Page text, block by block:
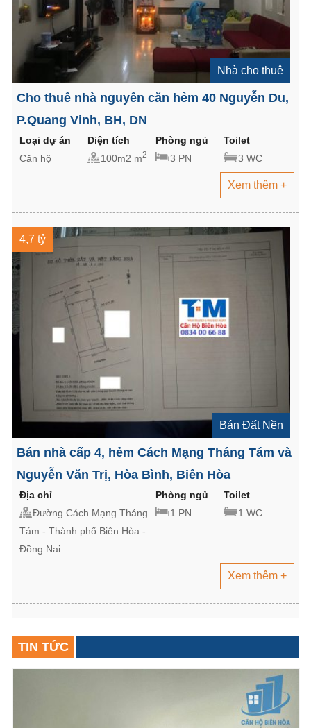
Nhà cho thuê
Cho thuê nhà nguyên căn hẻm 40 Nguyễn Du,
P.Quang Vinh, BH, DN
Loại dự án Diện tích Phòng ngủ
Toilet
Căn hộ
100m2 m2 3 PN 3 WC
Xem thêm +
4,7 tỷ
Bán Đất Nền
Bán nhà cấp 4, hẻm Cách Mạng Tháng Tám và
Nguyễn Văn Trị, Hòa Bình, Biên Hòa
Địa chỉ Phòng ngủ
Toilet
Đường Cách Mạng Tháng
Tám - Thành phố Biên Hòa -
Đồng Nai
1 PN 1 WC
Xem thêm +
TIN TỨC